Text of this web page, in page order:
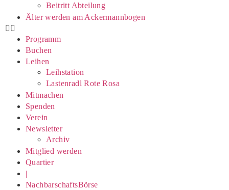
Beitritt Abteilung
Älter werden am Ackermannbogen
Programm
Buchen
Leihen
Leihstation
Lastenradl Rote Rosa
Mitmachen
Spenden
Verein
Newsletter
Archiv
Mitglied werden
Quartier
|
NachbarschaftsBörse